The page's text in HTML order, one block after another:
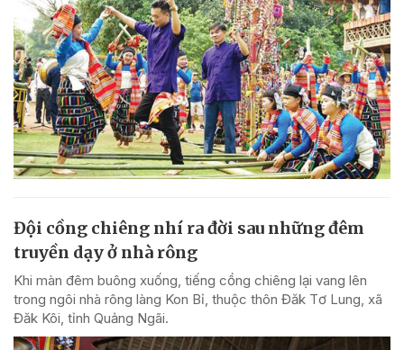
Đội cồng chiêng nhí ra đời sau những đêm
truyền dạy ở nhà rông
Khi màn đêm buông xuống, tiếng cồng chiêng lại vang lên
trong ngôi nhà rông làng Kon Bỉ, thuộc thôn Đăk Tơ Lung, xã
Đăk Kôi, tỉnh Quảng Ngãi.